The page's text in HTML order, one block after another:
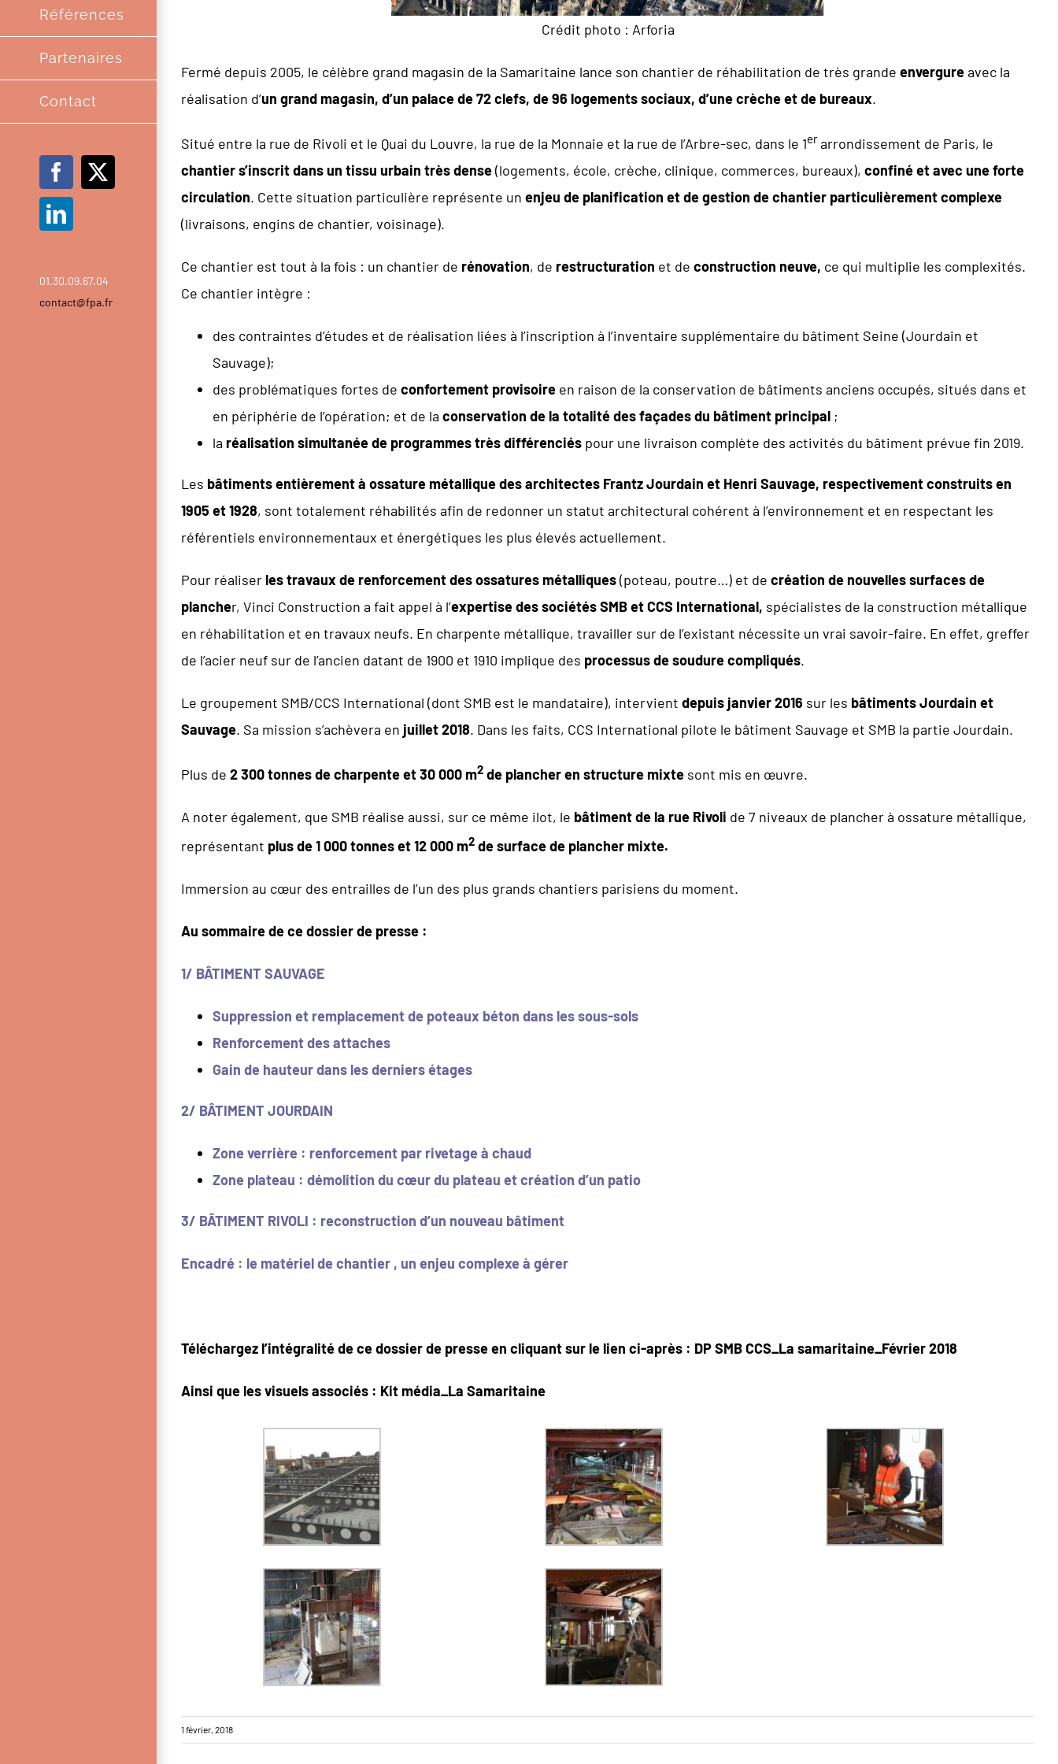
Références
Partenaires
Contact
Facebook
X
LinkedIn
01.30.09.67.04
contact@fpa.fr
Crédit photo : Arforia
Fermé depuis 2005, le célèbre grand magasin de la Samaritaine lance son chantier de réhabilitation de très grande envergureavec la
réalisation d’un grand magasin, d’un palace de 72 clefs, de 96 logements sociaux, d’une crèche et de bureaux.
Situé entre la rue de Rivoli et le Quai du Louvre, la rue de la Monnaie et la rue de l’Arbre-sec, dans le 1erarrondissement de Paris, le
chantier s’inscrit dans un tissu urbain très dense(logements, école, crèche, clinique, commerces, bureaux), confiné et avec une forte
circulation. Cette situation particulière représente un enjeu de planification et de gestion de chantier particulièrement complexe
(livraisons, engins de chantier, voisinage).
Ce chantier est tout à la fois : un chantier de rénovation, de restructuration et de construction neuve, ce qui multiplie les complexités.
Ce chantier intègre :
des contraintes d’études et de réalisation liées à l’inscription à l’inventaire supplémentaire du bâtiment Seine (Jourdain et
Sauvage);
des problématiques fortes de confortement provisoire en raison de la conservation de bâtiments anciens occupés, situés dans et
en périphérie de l’opération; et de la conservation de la totalité des façades du bâtiment principal ;
la réalisation simultanée de programmes très différenciés pour une livraison complète des activités du bâtiment prévue fin 2019.
Les bâtiments entièrement à ossature métallique des architectes Frantz Jourdain et Henri Sauvage, respectivement construits en
1905 et 1928, sont totalement réhabilités afin de redonner un statut architectural cohérent à l’environnement et en respectant les
référentiels environnementaux et énergétiques les plus élevés actuellement.
Pour réaliser les travaux de renforcement des ossatures métalliques(poteau, poutre…) et de création de nouvelles surfaces de
plancher, Vinci Construction a fait appel à l’expertise des sociétés SMB et CCS International, spécialistes de la construction métallique
en réhabilitation et en travaux neufs. En charpente métallique, travailler sur de l’existant nécessite un vrai savoir-faire. En effet, greffer
de l’acier neuf sur de l’ancien datant de 1900 et 1910 implique des processus de soudure compliqués.
Le groupement SMB/CCS International (dont SMB est le mandataire), intervient depuis janvier 2016 sur les bâtiments Jourdain et
Sauvage. Sa mission s’achèvera en juillet 2018. Dans les faits, CCS International pilote le bâtiment Sauvage et SMB la partie Jourdain.
Plus de 2300 tonnes de charpente et 30000 m2 de plancher en structure mixte sont mis en œuvre.
A noter également, que SMB réalise aussi, sur ce même ilot, le bâtiment de la rue Rivoli de 7 niveaux de plancher à ossature métallique,
représentant plus de 1000 tonnes et 12000 m2 de surface de plancher mixte.
Immersion au cœur des entrailles de l’un des plus grands chantiers parisiens du moment.
Au sommaire de ce dossier de presse :
1/ BÂTIMENT SAUVAGE
Suppression et remplacement de poteaux béton dans les sous-sols
Renforcement des attaches
Gain de hauteur dans les derniers étages
2/ BÂTIMENT JOURDAIN
Zone verrière : renforcement par rivetage à chaud
Zone plateau : démolition du cœur du plateau et création d’un patio
3/ BÂTIMENT RIVOLI : reconstruction d’un nouveau bâtiment
Encadré : le matériel de chantier , un enjeu complexe à gérer
Téléchargez l’intégralité de ce dossier de presse en cliquant sur le lien ci-après : DP SMB CCS_La samaritaine_Février 2018
Ainsi que les visuels associés : Kit média_La Samaritaine
1 février, 2018